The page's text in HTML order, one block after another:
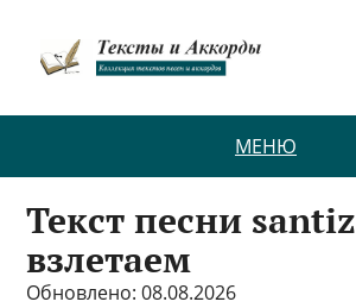
МЕНЮ
Текст песни santiz
взлетаем
Обновлено: 08.08.2026